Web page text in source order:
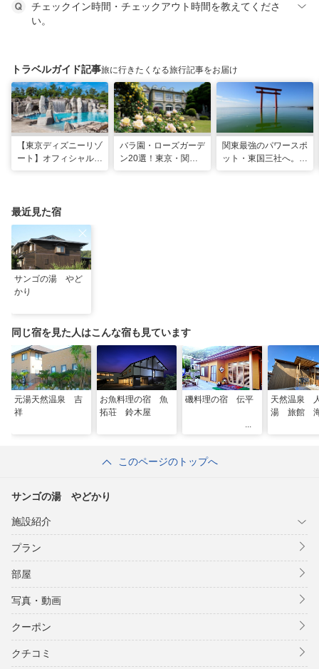
チェックイン時間・チェックアウト時間を教えてくださ
い。
トラベルガイド記事旅に行きたくなる旅行記事をお届け
【東京ディズニーリゾ
ート】オフィシャル・
バラ園・ローズガーデ
ン20選！東京・関東
関東最強のパワースポ
ット・東国三社へ。初
最近見た宿
サンゴの湯 やど
かり
同じ宿を見た人はこんな宿も見ています
元湯天然温泉 吉
祥
お魚料理の宿 魚
拓荘 鈴木屋
磯料理の宿 伝平
天然温泉
湯 旅館
このページのトップへ
サンゴの湯 やどかり
施設紹介
プラン
部屋
写真・動画
クーポン
クチコミ